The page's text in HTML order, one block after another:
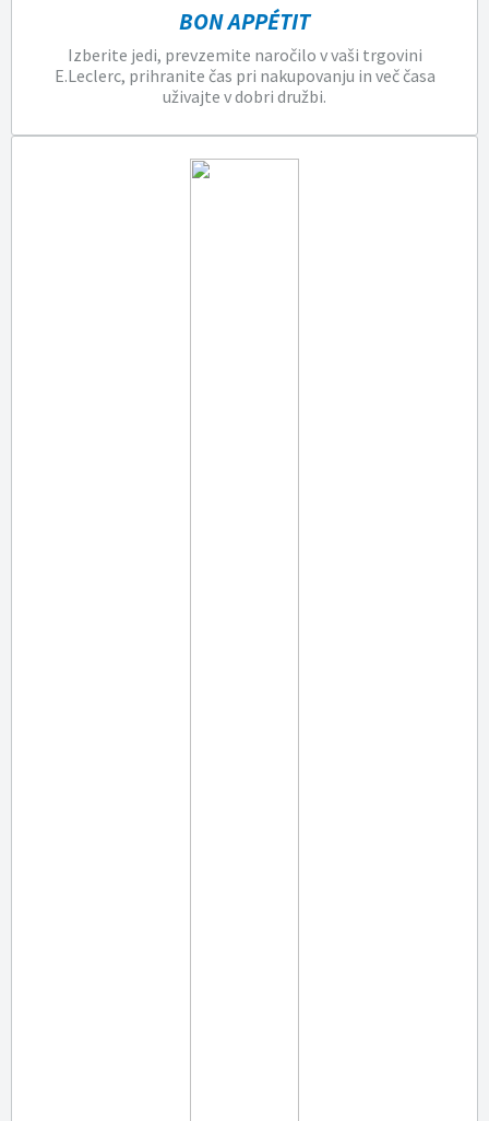
BON APPÉTIT
Izberite jedi, prevzemite naročilo v vaši trgovini
E.Leclerc, prihranite čas pri nakupovanju in več časa
uživajte v dobri družbi.